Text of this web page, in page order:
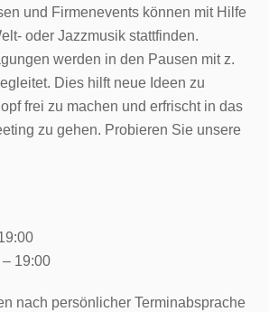
und Firmenevents können mit Hilfe
oder Jazzmusik stattfinden.
werden in den Pausen mit z.
Dies hilft neue Ideen zu
frei zu machen und erfrischt in das
zu gehen. Probieren Sie unsere
19:00
nach persönlicher Terminabsprache